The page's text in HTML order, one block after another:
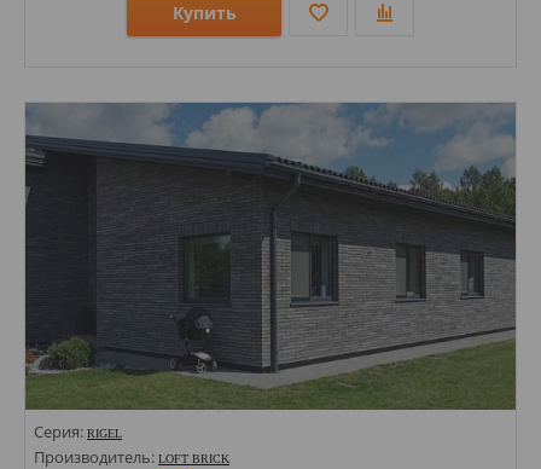
Купить
Стили: Под кирпич;
Цвета:
Серия: RIGEL
Производитель: LOFT BRICK